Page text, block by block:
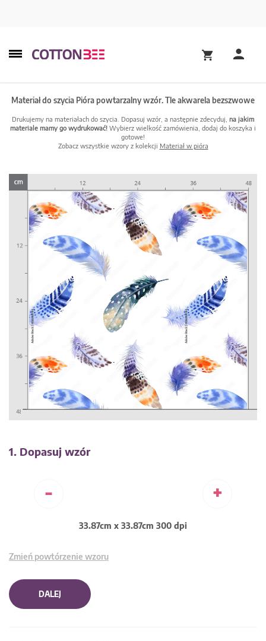
Materiał do szycia Pióra powtarzalny wzór. Tle akwarela bezszwowe
Drukujemy na materiałach do szycia. Dopasuj wzór, a następnie zdecyduj, na jakim
materiale mamy go wydrukować! Wybierz wielkość zamówienia, dodaj do koszyka i
gotowe!
Zobacz wszystkie wzory z kolekcji Materiał w pióra
1. Dopasuj wzór
- +
33.87cm x 33.87cm 300 dpi
Zmień powtórzenie wzoru
DALEJ